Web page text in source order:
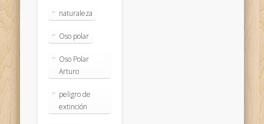
naturaleza
Oso polar
Oso Polar
Arturo
peligro de
extinción